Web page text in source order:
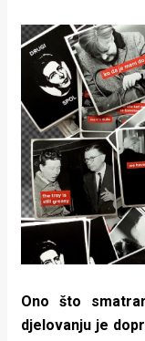
Ono što
djelovanju je